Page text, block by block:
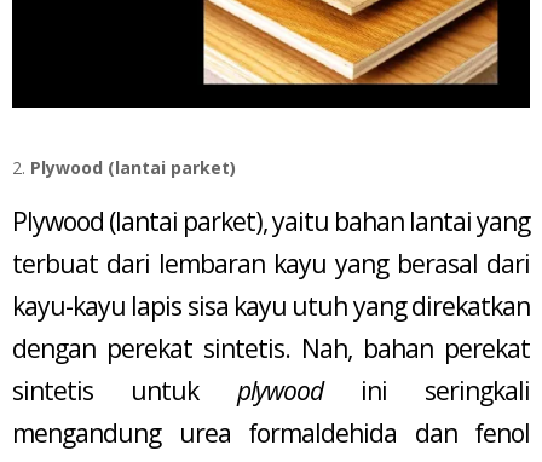
Plywood (lantai parket)
Plywood (lantai parket), yaitu bahan lantai yang
terbuat dari lembaran kayu yang berasal dari
kayu-kayu lapis sisa kayu utuh yang direkatkan
dengan perekat sintetis. Nah, bahan perekat
sintetis untuk plywoodini seringkali
mengandung urea formaldehida dan fenol